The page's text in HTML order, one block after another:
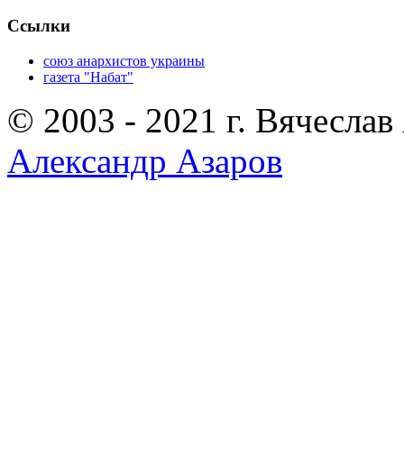
Ссылки
союз анархистов украины
газета "Набат"
© 2003 - 2021 г.
Александр Азаров